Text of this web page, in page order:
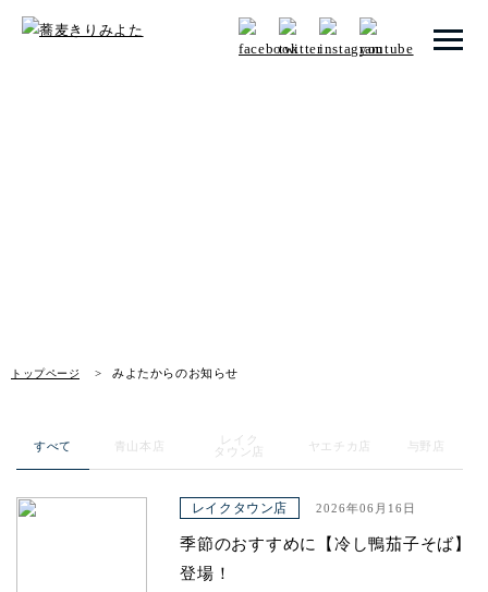
トップページ みよたからのお知らせ
お知らせ
アクセス
すべて 青山本店
レイク
タウン店
ヤエチカ店 与野店
レイクタウン店 2026年06月16日
季節のおすすめに【冷し鴨茄子そば】
登場！